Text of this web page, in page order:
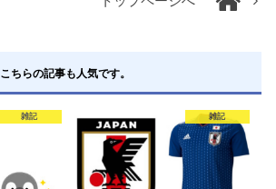
こちらの記事も人気です。
雑記 雑記